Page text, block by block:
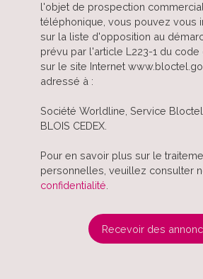
l'objet de prospection
téléphonique, vous pouvez vous
sur la liste d'opposition au
prévu par l'article L223-1 du code
sur le site Internet
adressé à :
Société Worldline, Service Bloctel,
BLOIS CEDEX.
Pour en savoir plus sur le
personnelles, veuillez consulter
confidentialité
Recevoir des